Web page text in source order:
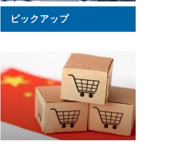
ピックアップ